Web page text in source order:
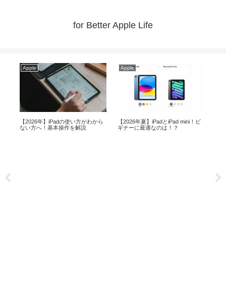
for Better Apple Life
Apple
【2026年】iPadの使い方がわから
ない方へ！基本操作を解説
Apple
【2026年夏】iPadとiPad mini！ビ
ギナーに最適なのは！？